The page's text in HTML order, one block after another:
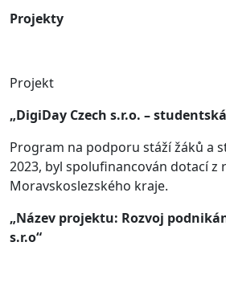
Projekty
Projekt
„DigiDay Czech s.r.o. –
Program na podporu stáží žáků a
2023, byl spolufinancován dotací z
Moravskoslezského kraje.
„Název projektu: Rozvoj
s.r.o“